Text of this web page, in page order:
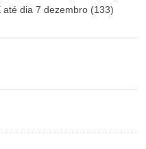
até dia 7 dezembro (133)